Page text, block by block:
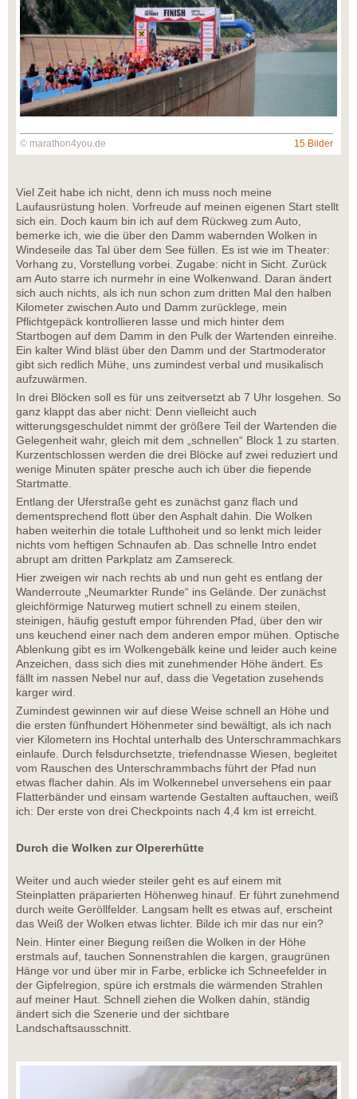
© marathon4you.de 15 Bilder
Viel Zeit habe ich nicht, denn ich muss noch meine
Laufausrüstung holen. Vorfreude auf meinen eigenen Start stellt
sich ein. Doch kaum bin ich auf dem Rückweg zum Auto,
bemerke ich, wie die über den Damm wabernden Wolken in
Windeseile das Tal über dem See füllen. Es ist wie im Theater:
Vorhang zu, Vorstellung vorbei. Zugabe: nicht in Sicht. Zurück
am Auto starre ich nurmehr in eine Wolkenwand. Daran ändert
sich auch nichts, als ich nun schon zum dritten Mal den halben
Kilometer zwischen Auto und Damm zurücklege, mein
Pflichtgepäck kontrollieren lasse und mich hinter dem
Startbogen auf dem Damm in den Pulk der Wartenden einreihe.
Ein kalter Wind bläst über den Damm und der Startmoderator
gibt sich redlich Mühe, uns zumindest verbal und musikalisch
aufzuwärmen.
In drei Blöcken soll es für uns zeitversetzt ab 7 Uhr losgehen. So
ganz klappt das aber nicht: Denn vielleicht auch
witterungsgeschuldet nimmt der größere Teil der Wartenden die
Gelegenheit wahr, gleich mit dem „schnellen“ Block 1 zu starten.
Kurzentschlossen werden die drei Blöcke auf zwei reduziert und
wenige Minuten später presche auch ich über die fiepende
Startmatte.
Entlang der Uferstraße geht es zunächst ganz flach und
dementsprechend flott über den Asphalt dahin. Die Wolken
haben weiterhin die totale Lufthoheit und so lenkt mich leider
nichts vom heftigen Schnaufen ab. Das schnelle Intro endet
abrupt am dritten Parkplatz am Zamsereck.
Hier zweigen wir nach rechts ab und nun geht es entlang der
Wanderroute „Neumarkter Runde“ ins Gelände. Der zunächst
gleichförmige Naturweg mutiert schnell zu einem steilen,
steinigen, häufig gestuft empor führenden Pfad, über den wir
uns keuchend einer nach dem anderen empor mühen. Optische
Ablenkung gibt es im Wolkengebälk keine und leider auch keine
Anzeichen, dass sich dies mit zunehmender Höhe ändert. Es
fällt im nassen Nebel nur auf, dass die Vegetation zusehends
karger wird.
Zumindest gewinnen wir auf diese Weise schnell an Höhe und
die ersten fünfhundert Höhenmeter sind bewältigt, als ich nach
vier Kilometern ins Hochtal unterhalb des Unterschrammachkars
einlaufe. Durch felsdurchsetzte, triefendnasse Wiesen, begleitet
vom Rauschen des Unterschrammbachs führt der Pfad nun
etwas flacher dahin. Als im Wolkennebel unversehens ein paar
Flatterbänder und einsam wartende Gestalten auftauchen, weiß
ich: Der erste von drei Checkpoints nach 4,4 km ist erreicht.
Durch die Wolken zur Olpererhütte
Weiter und auch wieder steiler geht es auf einem mit
Steinplatten präparierten Höhenweg hinauf. Er führt zunehmend
durch weite Geröllfelder. Langsam hellt es etwas auf, erscheint
das Weiß der Wolken etwas lichter. Bilde ich mir das nur ein?
Nein. Hinter einer Biegung reißen die Wolken in der Höhe
erstmals auf, tauchen Sonnenstrahlen die kargen, graugrünen
Hänge vor und über mir in Farbe, erblicke ich Schneefelder in
der Gipfelregion, spüre ich erstmals die wärmenden Strahlen
auf meiner Haut. Schnell ziehen die Wolken dahin, ständig
ändert sich die Szenerie und der sichtbare
Landschaftsausschnitt.